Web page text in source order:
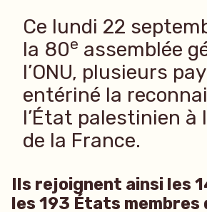
Ce lundi 22
la 80e assemblée
l’ONU, plusieurs
entériné la
l’État palestinien à
de la France.
Ils rejoignent ainsi les
les 193 États membres